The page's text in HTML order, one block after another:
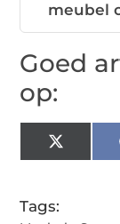
meubel
Goed
op:
X
Tags: